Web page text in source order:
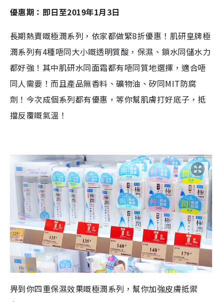
優惠期：即日至2019年1月3日
長期熱賣嘅極潤系列，依家都做緊8折優惠 ！ 肌研皇牌極
潤系列有4種唔同大小嘅透明質酸，保濕、鎖水同儲水力
都好強 ！其中肌研水同面霜都有唔同質地選擇，適合唔
同人需要！而且產品無香料、礦物油、矽同MIT防腐
劑！ 今次成個系列都有優惠，等你幫肌膚打好底子，抵
擋反覆嘅氣溫！
畀到你四重保濕效果嘅極潤系列，幫你加強皮膚抵禦